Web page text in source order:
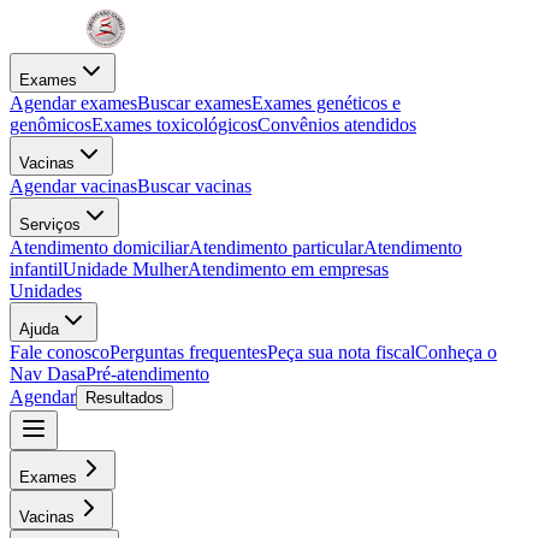
Exames
Agendar examesBuscar examesExames genéticos e
genômicosExames toxicológicosConvênios atendidos
Vacinas
Agendar vacinasBuscar vacinas
Serviços
Atendimento domiciliarAtendimento particularAtendimento
infantilUnidade MulherAtendimento em empresas
Unidades
Ajuda
Fale conoscoPerguntas frequentesPeça sua nota fiscalConheça o
Nav DasaPré-atendimento
Agendar
Resultados
Exames
Vacinas